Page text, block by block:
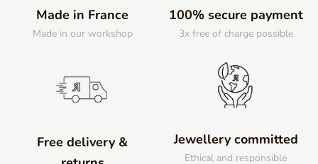
Made in France
Made in our workshop
100% secure payment
3x free of charge possible
Free delivery &
Jewellery committed
Ethical and responsible